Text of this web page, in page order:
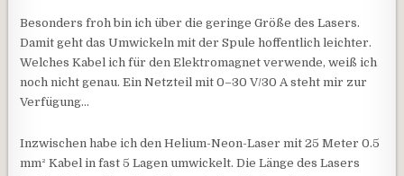
Besonders froh bin ich über die geringe Größe des Lasers.
Damit geht das Umwickeln mit der Spule hoffentlich leichter.
Welches Kabel ich für den Elektromagnet verwende, weiß ich
noch nicht genau. Ein Netzteil mit 0–30 V/30 A steht mir zur
Verfügung…
Inzwischen habe ich den Helium-Neon-Laser mit 25 Meter 0.5
mm² Kabel in fast 5 Lagen umwickelt. Die Länge des Lasers